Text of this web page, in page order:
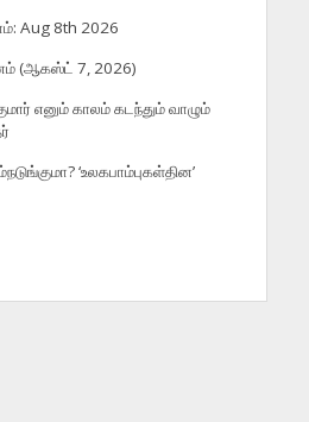
Aug 8th 2026
(ஆகஸ்ட் 7, 2026)
எனும் காலம் கடந்தும் வாழும்
‘உலகபாம்புகள்தின’